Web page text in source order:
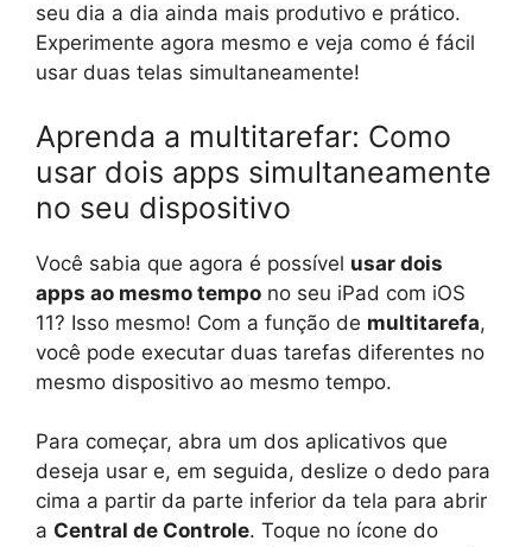
seu dia a dia ainda mais produtivo e prático.
Experimente agora mesmo e veja como é fácil
usar duas telas simultaneamente!
Aprenda a multitarefar: Como
usar dois apps simultaneamente
no seu dispositivo
Você sabia que agora é possível usar dois
apps ao mesmo tempo no seu iPad com iOS
11? Isso mesmo! Com a função de multitarefa,
você pode executar duas tarefas diferentes no
mesmo dispositivo ao mesmo tempo.
Para começar, abra um dos aplicativos que
deseja usar e, em seguida, deslize o dedo para
cima a partir da parte inferior da tela para abrir
a Central de Controle. Toque no ícone do